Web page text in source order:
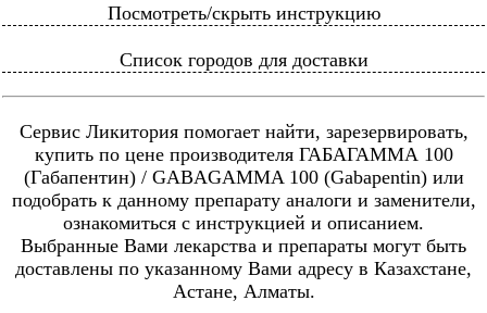
Посмотреть/скрыть инструкцию
Список городов для доставки
Сервис Ликитория помогает найти, зарезервировать,
купить по цене производителя ГАБАГАММА 100
(Габапентин) / GABAGAMMA 100 (Gabapentin) или
подобрать к данному препарату аналоги и заменители,
ознакомиться с инструкцией и описанием.
Выбранные Вами лекарства и препараты могут быть
доставлены по указанному Вами адресу в Казахстане,
Астане, Алматы.